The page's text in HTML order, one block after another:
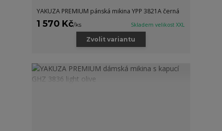
YAKUZA PREMIUM pánská mikina YPP 3821A černá
1 570 Kč/ks Skladem velikost XXL
Zvolit variantu